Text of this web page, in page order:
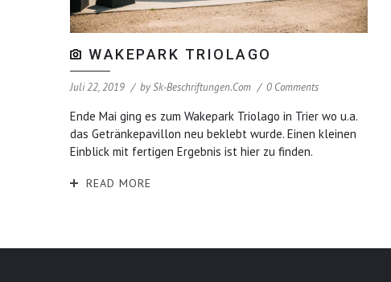
WAKEPARK TRIOLAGO
Juli 22, 2019 bySk-Beschriftungen.com 0 Comments
Ende Mai ging es zum Wakepark Triolago in Trier wo u.a.
das Getränkepavillon neu beklebt wurde. Einen kleinen
Einblick mit fertigen Ergebnis ist hier zu finden.
READ MORE